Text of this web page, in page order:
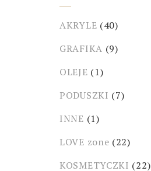
AKRYLE (40)
GRAFIKA (9)
OLEJE (1)
PODUSZKI (7)
INNE (1)
LOVE zone (22)
KOSMETYCZKI (22)